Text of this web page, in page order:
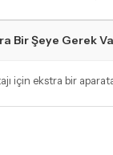
Bir Şeye Gerek
için ekstra bir